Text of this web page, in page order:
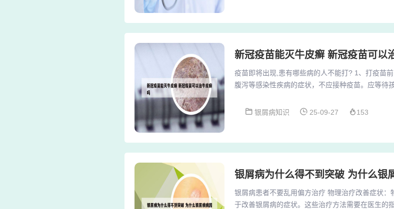
新冠疫苗能灭牛皮癣 新冠疫苗可以
疫苗即将出现,患有哪些病的人不能打? 1、打疫苗
腹泻等感染性疾病的症状，不应接种疫苗。应等待
苗后的当天不建议洗澡，最好在接种后的48小时再
银屑病知识 25-09-27 153
银屑病为什么得不到突破 为什么银
银屑病患者不要乱用偏方治疗 物理治疗改善症状
于改善银屑病的症状。这些治疗方法需要在医生的